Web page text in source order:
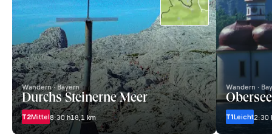
Wandern · Bayern
Durchs Steinerne Meer
T2Mittel8:30 h18,1 km
Wandern ·
Obersee
T1Leicht2:30